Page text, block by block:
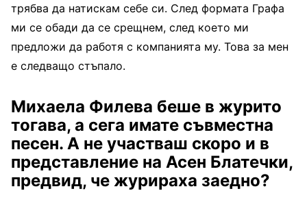
трябва да натискам себе си. След формата Графа
ми се обади да се срещнем, след което ми
предложи да работя с компанията му. Това за мен
е следващо стъпало.
Михаела Филева беше в журито
тогава, а сега имате съвместна
песен. А не участваш скоро и в
представление на Асен Блатечки,
предвид, че журираха заедно?